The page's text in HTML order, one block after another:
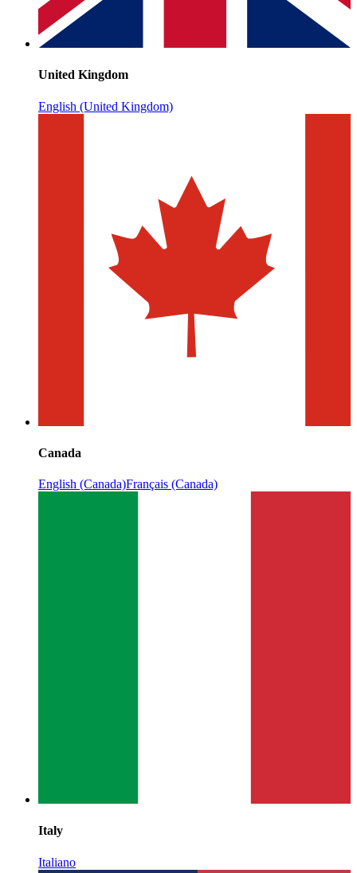
United Kingdom
English (United Kingdom)
Canada
English (Canada)Français (Canada)
Italy
Italiano